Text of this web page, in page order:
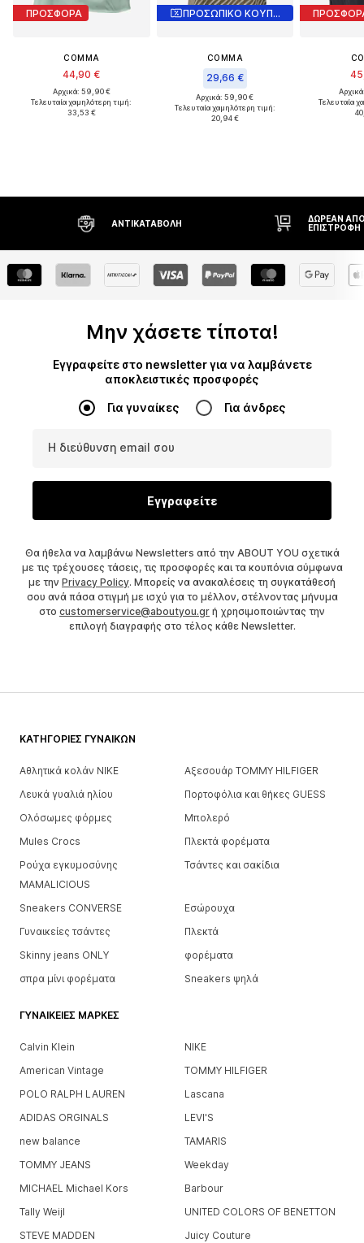
ΠΡΟΣΦΟΡΑ
COMMA
44,90 €
Αρχικά: 59,90 €
Τελευταία χαμηλότερη τιμή:
33,53 €
ΠΡΟΣΩΠΙΚΟ ΚΟΥΠΟΝΙ
COMMA
29,66 €
Αρχικά: 59,90 €
Τελευταία χαμηλότερη τιμή:
20,94 €
Τελευταία
ΑΝΤΙΚΑΤΑΒΟΛΉ
ΔΩΡΕΆΝ ΑΠΟΣΤΟΛΉ* ΚΑΙ
ΕΠΙΣΤΡΟΦΉ
Μην χάσετε τίποτα!
Εγγραφείτε στο newsletter για να λαμβάνετε
αποκλειστικές προσφορές
Για γυναίκες Για άνδρες
Η διεύθυνση email σου
Εγγραφείτε
Θα ήθελα να λαμβάνω Newsletters από την ABOUT YOU σχετικά
με τις τρέχουσες τάσεις, τις προσφορές και τα κουπόνια σύμφωνα
με την Privacy Policy. Μπορείς να ανακαλέσεις τη συγκατάθεσή
σου ανά πάσα στιγμή με ισχύ για το μέλλον, στέλνοντας μήνυμα
στο customerservice@aboutyou.gr ή χρησιμοποιώντας την
επιλογή διαγραφής στο τέλος κάθε Newsletter.
ΚΑΤΗΓΟΡΊΕΣ ΓΥΝΑΙΚΏΝ
Αθλητικά κολάν NIKE
Αξεσουάρ TOMMY HILFIGER
Λευκά γυαλιά ηλίου
Πορτοφόλια και θήκες GUESS
Ολόσωμες φόρμες
Μπολερό
Mules Crocs
Πλεκτά φορέματα
Ρούχα εγκυμοσύνης
MAMALICIOUS
Τσάντες και σακίδια
Sneakers CONVERSE
Εσώρουχα
Γυναικείες τσάντες
Πλεκτά
Skinny jeans ONLY
φορέματα
σπρα μίνι φορέματα
Sneakers ψηλά
ΓΥΝΑΙΚΕΊΕΣ ΜΆΡΚΕΣ
Calvin Klein
NIKE
American Vintage
TOMMY HILFIGER
POLO RALPH LAUREN
Lascana
ADIDAS ORGINALS
LEVI'S
new balance
TAMARIS
TOMMY JEANS
Weekday
MICHAEL Michael Kors
Barbour
Tally Weijl
UNITED COLORS OF BENETTON
STEVE MADDEN
Juicy Couture